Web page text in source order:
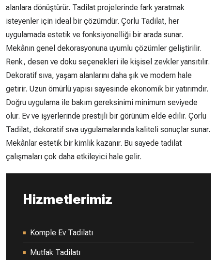
Hizmetlerimiz
Komple Ev Tadilatı
Mutfak Tadilatı
alanlara dönüştürür. Tadilat projelerinde fark yaratmak
isteyenler için ideal bir çözümdür. Çorlu Tadilat, her
uygulamada estetik ve fonksiyonelliği bir arada sunar.
Mekânın genel dekorasyonuna uyumlu çözümler geliştirilir.
Renk, desen ve doku seçenekleri ile kişisel zevkler yansıtılır.
Dekoratif sıva, yaşam alanlarını daha şık ve modern hale
getirir. Uzun ömürlü yapısı sayesinde ekonomik bir yatırımdır.
Doğru uygulama ile bakım gereksinimi minimum seviyede
olur. Ev ve işyerlerinde prestijli bir görünüm elde edilir. Çorlu
Tadilat, dekoratif sıva uygulamalarında kaliteli sonuçlar sunar.
Mekânlar estetik bir kimlik kazanır. Bu sayede tadilat
çalışmaları çok daha etkileyici hale gelir.